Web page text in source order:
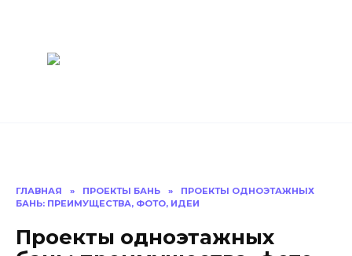
ГЛАВНАЯ » ПРОЕКТЫ БАНЬ »
ПРОЕКТЫ ОДНОЭТАЖНЫХ
БАНЬ: ПРЕИМУЩЕСТВА, ФОТО, ИДЕИ
Проекты одноэтажных